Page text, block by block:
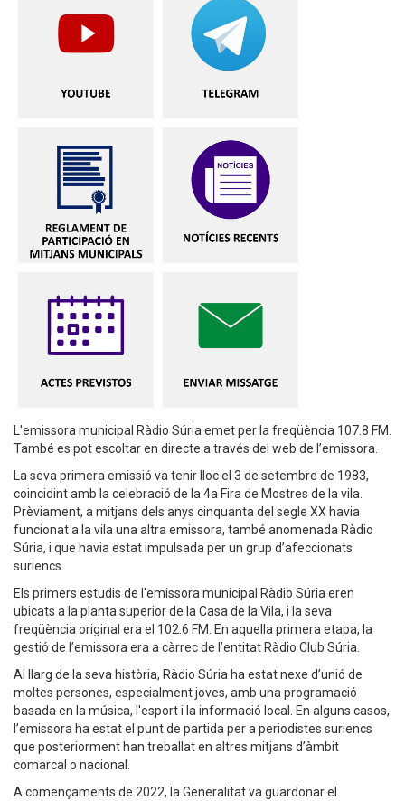
L'emissora municipal Ràdio Súria emet per la freqüència 107.8 FM.
També es pot escoltar en directe a través del web de l’emissora.
La seva primera emissió va tenir lloc el 3 de setembre de 1983,
coincidint amb la celebració de la 4a Fira de Mostres de la vila.
Prèviament, a mitjans dels anys cinquanta del segle XX havia
funcionat a la vila una altra emissora, també anomenada Ràdio
Súria, i que havia estat impulsada per un grup d’afeccionats
suriencs.
Els primers estudis de l'emissora municipal Ràdio Súria eren
ubicats a la planta superior de la Casa de la Vila, i la seva
freqüència original era el 102.6 FM. En aquella primera etapa, la
gestió de l’emissora era a càrrec de l’entitat Ràdio Club Súria.
Al llarg de la seva història, Ràdio Súria ha estat nexe d’unió de
moltes persones, especialment joves, amb una programació
basada en la música, l'esport i la informació local. En alguns casos,
l’emissora ha estat el punt de partida per a periodistes suriencs
que posteriorment han treballat en altres mitjans d’àmbit
comarcal o nacional.
A començaments de 2022, la Generalitat va guardonar el